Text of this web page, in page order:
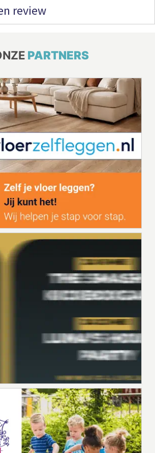
review
PARTNERS